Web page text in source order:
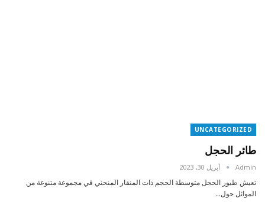
UNCATEGORIZED
طائر الحجل
Admin أبريل 30, 2023
تعيش طيور الحجل متوسطة الحجم ذات المنقار المنحني في مجموعة متنوعة من
الموائل حول…